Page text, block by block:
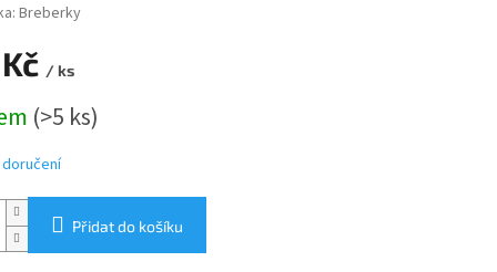
Breberky
/ ks
(>5 ks)
Přidat do košíku